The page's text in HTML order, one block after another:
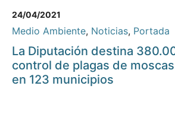
24/04/2021
Medio Ambiente, Noticias, Portada
La Diputación destina
control de plagas de
en 123 municipios